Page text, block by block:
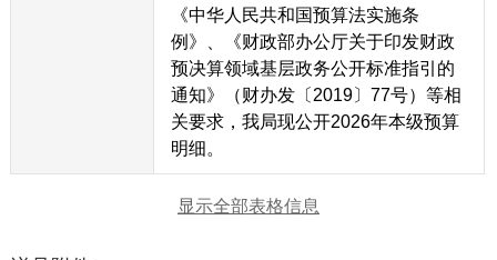
《中华人民共和国预算法实施条
例》、《财政部办公厅关于印发财政
预决算领域基层政务公开标准指引的
通知》（财办发〔2019〕77号）等相
关要求，我局现公开2026年本级预算
明细。
显示全部表格信息